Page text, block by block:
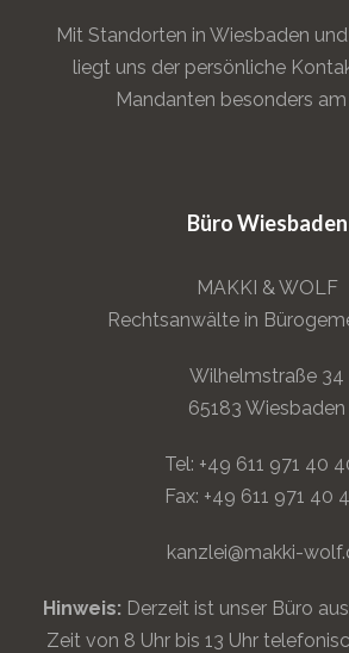
Mit Standorten in Wiesbaden
liegt uns der persönliche
Mandanten besonders am
Büro Wiesbaden
MAKKI & WOLF
Rechtsanwälte in
Wilhelmstraße 34
65183 Wiesbaden
Tel: +49 611 971 40
Fax: +49 611 971 40
kanzlei@makki-
Hinweis: Derzeit ist unser Büro
Zeit von 8 Uhr bis 13 Uhr